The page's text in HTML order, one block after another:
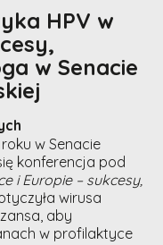
HPV w
w Senacie
w Senacie
konferencja pod
i Europie – sukcesy,
wirusa
aby
w profilaktyce